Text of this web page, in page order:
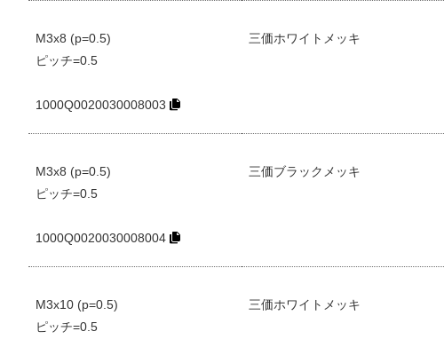
M3x8 (p=0.5)
ピッチ=0.5
1000Q0020030008003
三価ホワイトメッキ
M3x8 (p=0.5)
ピッチ=0.5
1000Q0020030008004
三価ブラックメッキ
M3x10 (p=0.5)
ピッチ=0.5
三価ホワイトメッキ